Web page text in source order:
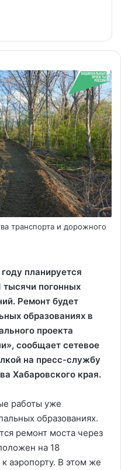
транспорта и дорожного
планируется
тысячи погонных
Ремонт будет
образованиях в
проекта
сообщает сетевое
на пресс-службу
Хабаровского края.
работы уже
образованиях.
ремонт моста через
на 18
аэропорту. В этом же